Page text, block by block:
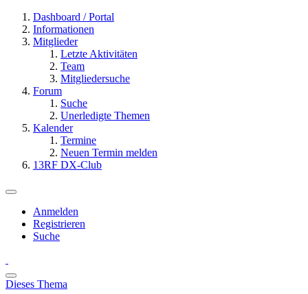
Dashboard / Portal
Informationen
Mitglieder
Letzte Aktivitäten
Team
Mitgliedersuche
Forum
Suche
Unerledigte Themen
Kalender
Termine
Neuen Termin melden
13RF DX-Club
Anmelden
Registrieren
Suche
Dieses Thema